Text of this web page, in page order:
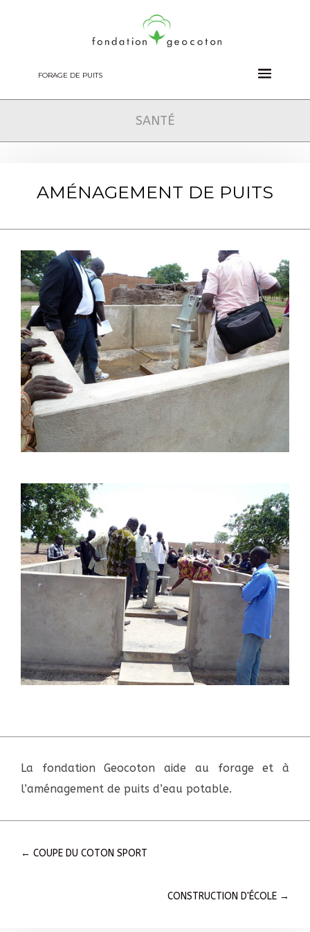
FORAGE DE PUITS
SANTÉ
AMÉNAGEMENT DE PUITS
La fondation Geocoton aide au forage et à
l’aménagement de puits d’eau potable.
← COUPE DU COTON SPORT
CONSTRUCTION D'ÉCOLE →